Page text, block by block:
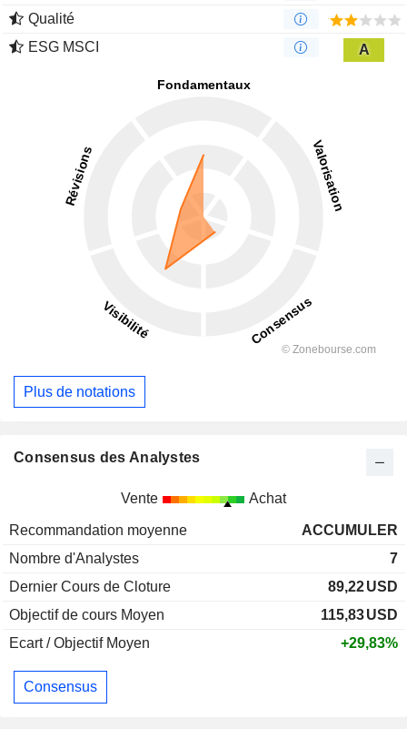
Qualité
ESG MSCI
A
Plus de notations
Consensus des Analystes
Vente Achat
Recommandation moyenne
ACCUMULER
Nombre d'Analystes
7
Dernier Cours de Cloture
89,22USD
Objectif de cours Moyen
115,83USD
Ecart / Objectif Moyen
+29,83%
Consensus